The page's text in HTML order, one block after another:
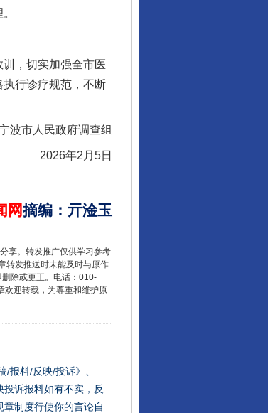
，切实加强全市医
行诊疗规范，不断
波市人民政府调查组
2026年2月5日
网摘编 ： 亓淦玉
享。转发推广仅供学习参考
转发推送时未能及时与原作
除或更正。电话：010-
欢迎转载，为尊重和维护原
报料/反映/投诉》、
诉报料如有不实，反
制度行使你的言论自